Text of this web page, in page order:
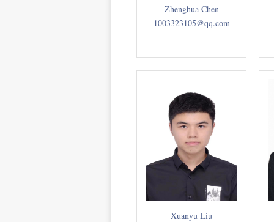
Zhenghua Chen
1003323105@qq.com
Xuanyu Liu